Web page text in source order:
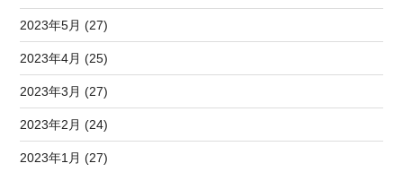
2023年5月 (27)
2023年4月 (25)
2023年3月 (27)
2023年2月 (24)
2023年1月 (27)